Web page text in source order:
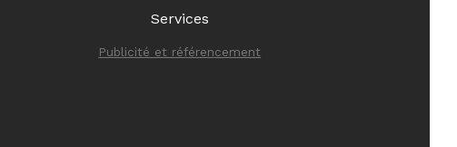
Services
Publicité et référencement